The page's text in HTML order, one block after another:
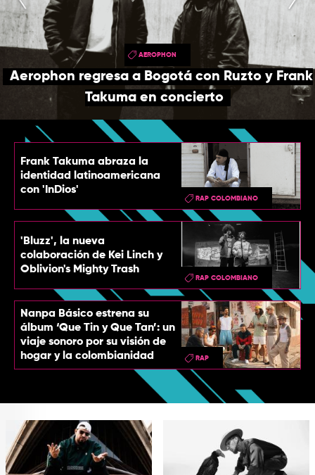
TOP
QUIÉNES SOMOS
CONTACTO
AEROPHON
Aerophon regresa a Bogotá con Ruzto y Frank
Takuma en concierto
Frank Takuma abraza la
identidad latinoamericana
con 'InDios'
RAP COLOMBIANO
'Bluzz', la nueva
colaboración de Kei Linch y
Oblivion's Mighty Trash
RAP COLOMBIANO
Nanpa Básico estrena su
álbum ‘Que Tin y Que Tan’: un
viaje sonoro por su visión de
hogar y la colombianidad
RAP